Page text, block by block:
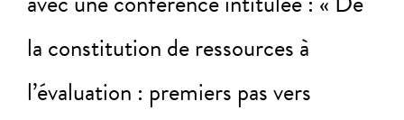
la constitution de ressources à
l’évaluation : premiers pas vers